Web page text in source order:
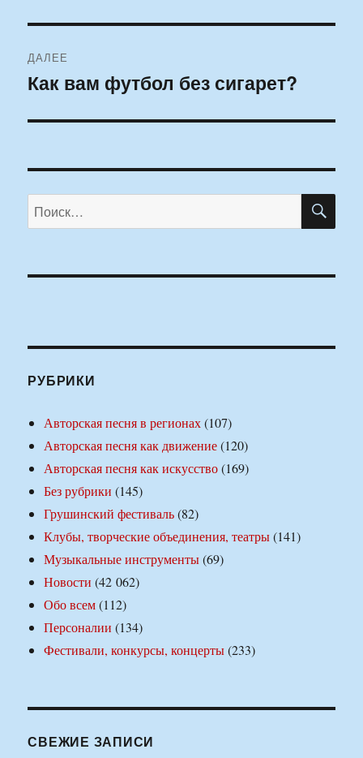
ДАЛЕЕ
Следующая
Как вам футбол без сигарет?
Искать:
РУБРИКИ
Авторская песня в регионах(107)
Авторская песня как движение(120)
Авторская песня как искусство(169)
Без рубрики (145)
Грушинский фестиваль(82)
Клубы, творческие объединения, театры(141)
Музыкальные инструменты(69)
Новости (42 062)
Обо всем(112)
Персоналии (134)
Фестивали, конкурсы, концерты(233)
СВЕЖИЕ ЗАПИСИ